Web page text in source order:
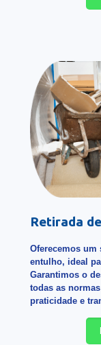
Retirada
Oferecemos
entulho, ideal
Garantimos o
todas as
praticidade e